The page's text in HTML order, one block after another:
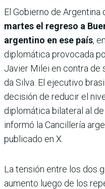
El Gobierno de Argentina
martes el regreso a
argentino en ese país,
diplomática provocada
Javier Milei en contra de
da Silva. El ejecutivo
decisión de reducir el
diplomática bilateral al
informó la Cancillería
publicado en X.
La tensión entre los dos
aumento luego de los